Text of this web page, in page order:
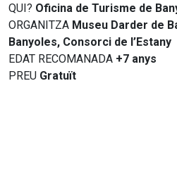
QUI? Oficina de Turisme de
ORGANITZA Museu Darder de
Banyoles, Consorci de l’Estany
EDAT RECOMANADA +7 anys
PREU Gratuït